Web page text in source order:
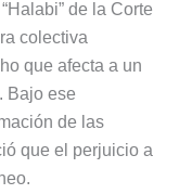
de la Corte
colectiva
que afecta a un
Bajo ese
de las
que el perjuicio a